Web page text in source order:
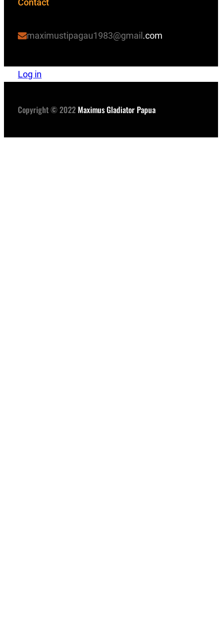
Contact
maximustipagau1983@gmail.com
Log in
Copyright © 2022 Maximus Gladiator Papua